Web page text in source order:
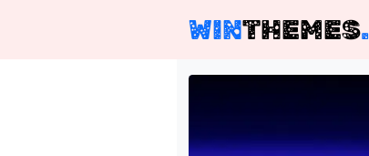
WINTHEMES.